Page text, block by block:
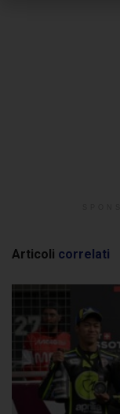
Articoli correlati